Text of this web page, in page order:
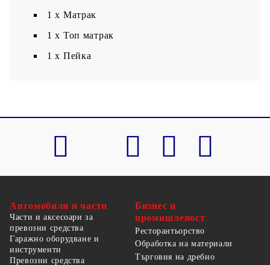
1 x Матрак
1 х Топ матрак
1 x Пейка
Автомобили и части
Части и аксесоари за
превозни средства
Гаражно оборудване и
инструменти
Превозни средства
Бизнес и
промишленост
Ресторантьорство
Обработка на материали
Търговия на дребно